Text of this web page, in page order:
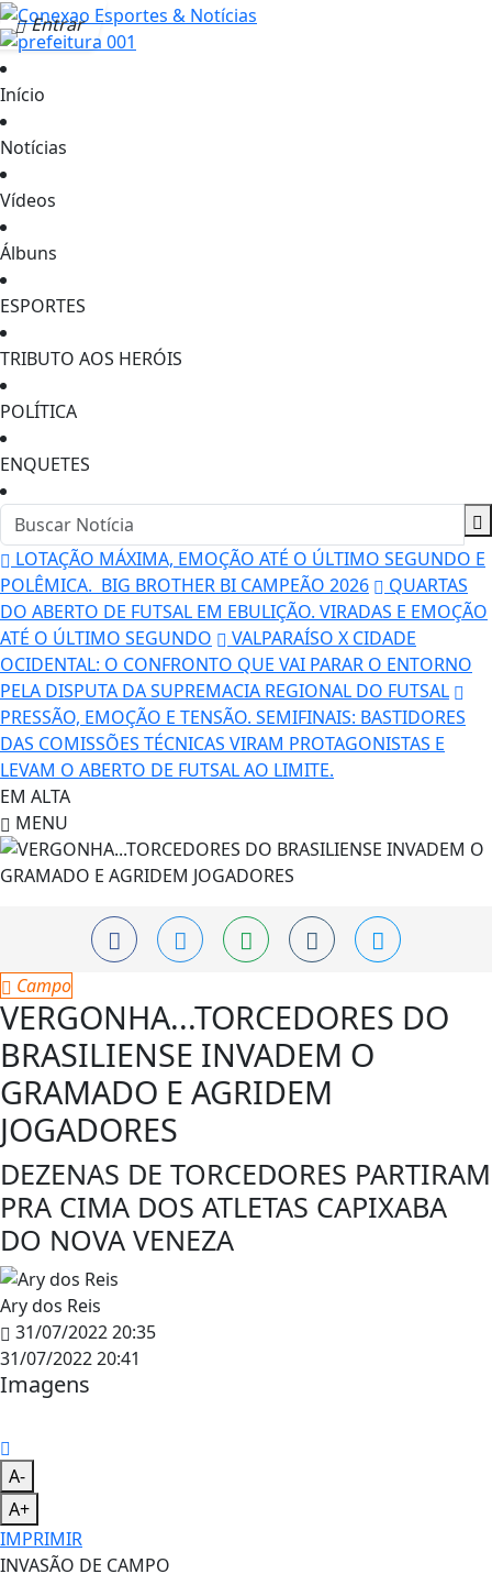
Entrar
Início
Notícias
Vídeos
Álbuns
ESPORTES
TRIBUTO AOS HERÓIS
POLÍTICA
ENQUETES
LOTAÇÃO MÁXIMA, EMOÇÃO ATÉ O ÚLTIMO SEGUNDO E
POLÊMICA. BIG BROTHER BI CAMPEÃO 2026
QUARTAS
DO ABERTO DE FUTSAL EM EBULIÇÃO. VIRADAS E EMOÇÃO
ATÉ O ÚLTIMO SEGUNDO
VALPARAÍSO X CIDADE
OCIDENTAL: O CONFRONTO QUE VAI PARAR O ENTORNO
PELA DISPUTA DA SUPREMACIA REGIONAL DO FUTSAL
PRESSÃO, EMOÇÃO E TENSÃO. SEMIFINAIS: BASTIDORES
DAS COMISSÕES TÉCNICAS VIRAM PROTAGONISTAS E
LEVAM O ABERTO DE FUTSAL AO LIMITE.
EM ALTA
MENU
Campo
VERGONHA...TORCEDORES DO
BRASILIENSE INVADEM O
GRAMADO E AGRIDEM
JOGADORES
DEZENAS DE TORCEDORES PARTIRAM
PRA CIMA DOS ATLETAS CAPIXABA
DO NOVA VENEZA
Ary dos Reis
31/07/2022 20:35
31/07/2022 20:41
Imagens
A-
A+
IMPRIMIR
INVASÃO DE CAMPO